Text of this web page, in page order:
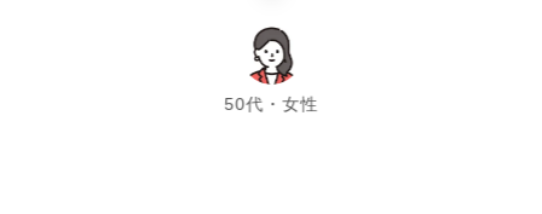
50代・女性
chevron_left chevron_right